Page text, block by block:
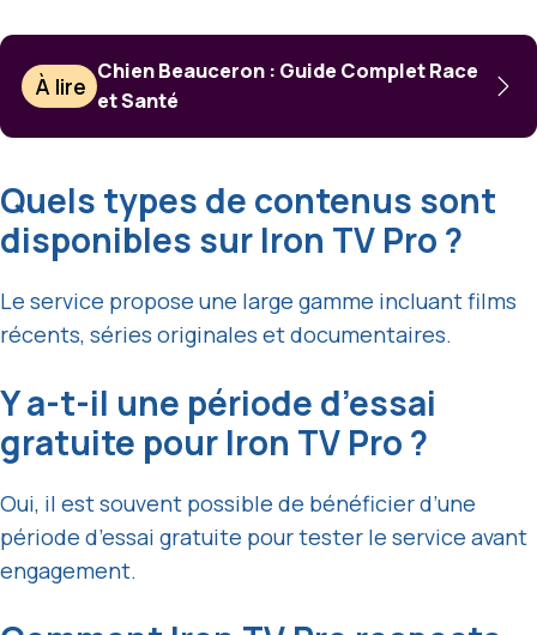
À lire
Chien Beauceron : Guide Complet Race
et Santé
Quels types de contenus sont
disponibles sur Iron TV Pro ?
Le service propose une large gamme incluant films
récents, séries originales et documentaires.
Y a-t-il une période d’essai
gratuite pour Iron TV Pro ?
Oui, il est souvent possible de bénéficier d’une
période d’essai gratuite pour tester le service avant
engagement.